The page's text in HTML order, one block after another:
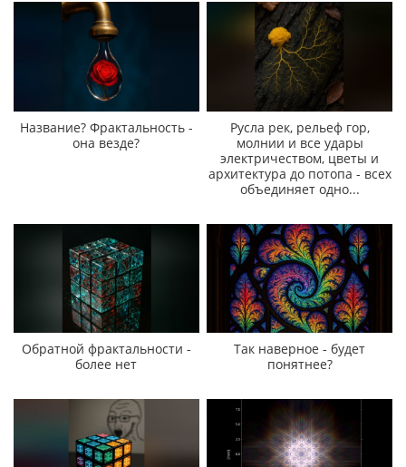
Название? Фрактальность -
она везде?
Русла рек, рельеф гор,
молнии и все удары
электричеством, цветы и
архитектура до потопа - всех
объединяет одно...
Обратной фрактальности -
более нет
Так наверное - будет
понятнее?